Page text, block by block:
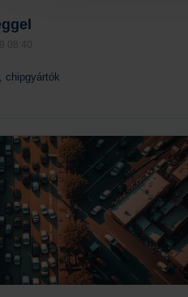
08:40
chipgyártók